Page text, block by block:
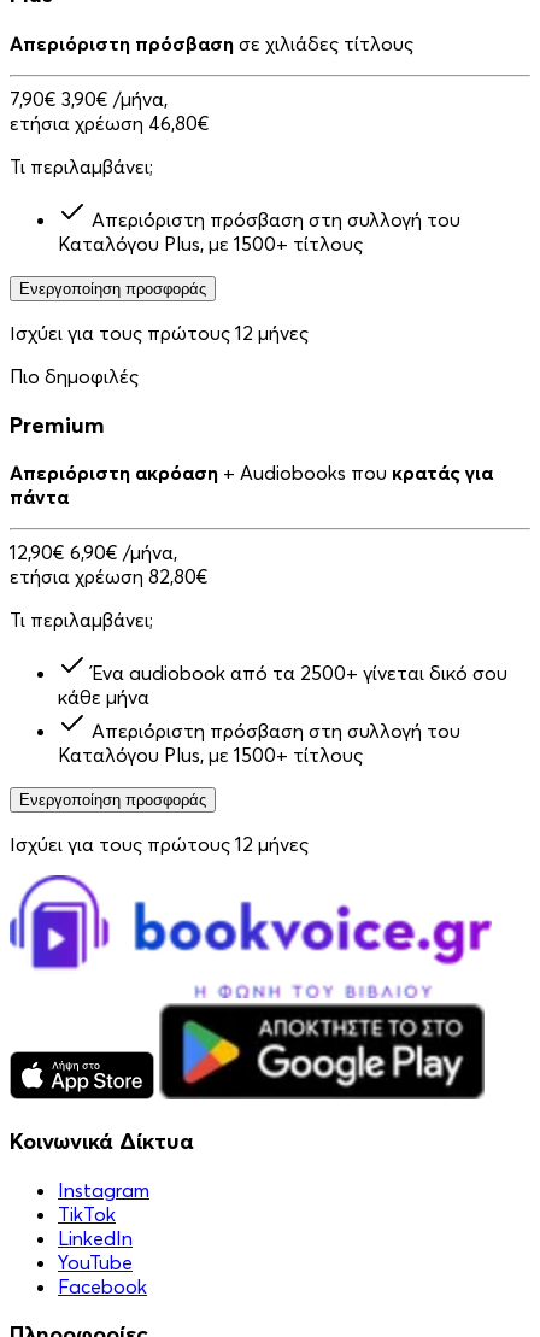
Απεριόριστη πρόσβαση σε χιλιάδες τίτλους
7,90€ 3,90€ /μήνα,
ετήσια χρέωση 46,80€
Τι περιλαμβάνει;
Απεριόριστη πρόσβαση στη συλλογή του
Καταλόγου Plus, με 1500+ τίτλους
Ενεργοποίηση προσφοράς
Ισχύει για τους πρώτους 12 μήνες
Πιο δημοφιλές
Premium
Απεριόριστη ακρόαση + Audiobooks που κρατάς για
πάντα
12,90€ 6,90€ /μήνα,
ετήσια χρέωση 82,80€
Τι περιλαμβάνει;
Ένα audiobook από τα 2500+ γίνεται δικό σου
κάθε μήνα
Απεριόριστη πρόσβαση στη συλλογή του
Καταλόγου Plus, με 1500+ τίτλους
Ενεργοποίηση προσφοράς
Ισχύει για τους πρώτους 12 μήνες
Κοινωνικά Δίκτυα
Instagram
TikTok
LinkedIn
YouTube
Facebook